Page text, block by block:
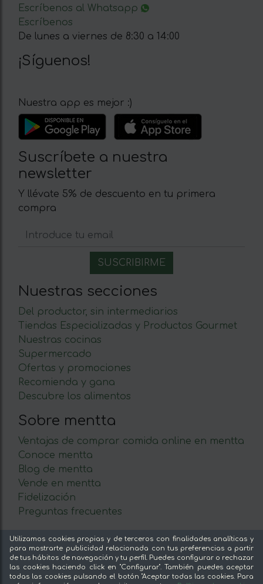
Escríbenos al Whatsapp
Escríbenos
De lunes a viernes de 8:30 a 14:00
¡Síguenos!
Nuestra app es mejor :)
Suscríbete a nuestra
newsletter
Y llévate 5% de descuento en tu primera
compra
Nuestras secciones
Del productor, sin intermediarios
Tiendas Especializadas y Productos Gourmet
Nuestras cocinas
Supermercado
Ofertas y promociones
Recomienda y gana
Descubre los alimentos
Sobre mentta
Ventajas de comprar comida online en mentta
Conoce mentta
Blog de mentta
Vende en mentta
Fidelización
Preguntas frecuentes
Legal
Aviso legal
Términos y condiciones
Utilizamos cookies propias y de terceros con finalidades analíticas y
para mostrarte publicidad relacionada con tus preferencias a partir
de tus hábitos de navegación y tu perfil. Puedes configurar o rechazar
las cookies haciendo click en "Configurar". También puedes aceptar
todas las cookies pulsando el botón "Aceptar todas las cookies. Para